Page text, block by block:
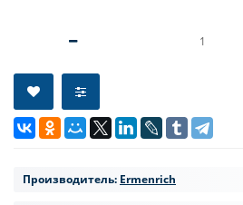
Производитель: Ermenrich